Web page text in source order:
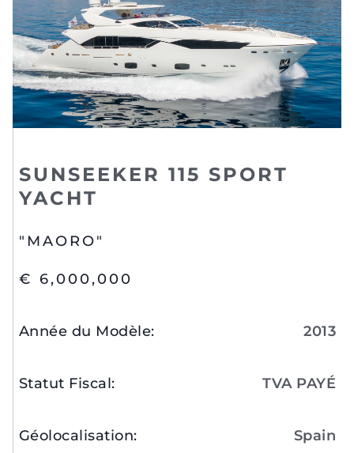
SUNSEEKER 115 SPORT
YACHT
"MAORO"
€ 6,000,000
Année du Modèle: 2013
Statut Fiscal: TVA PAYÉ
Géolocalisation: Spain